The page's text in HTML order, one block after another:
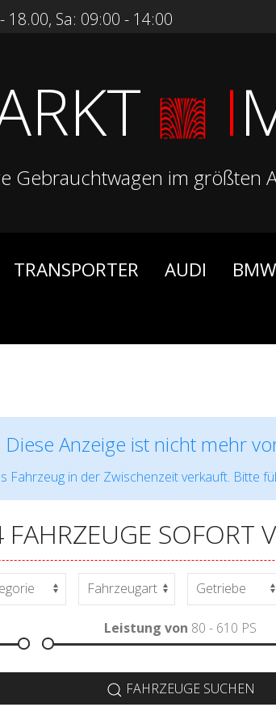
Sa: 09:00 - 14:00
I
Gebrauchtwagen im größten
TRANSPORTER AUDI BMW
Diese Anzeige ist nicht mehr
Fahrzeug in der Zwischenzeit verkauft. Bitte
SOFORT
Leistung von 80 - 610 PS
FAHRZEUGE SUCHEN